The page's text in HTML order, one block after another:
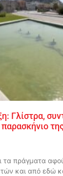
Γλίστρα,
τα πράγματα
και από εδώ